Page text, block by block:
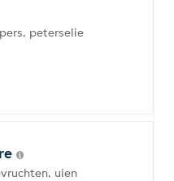
peterselie
uien